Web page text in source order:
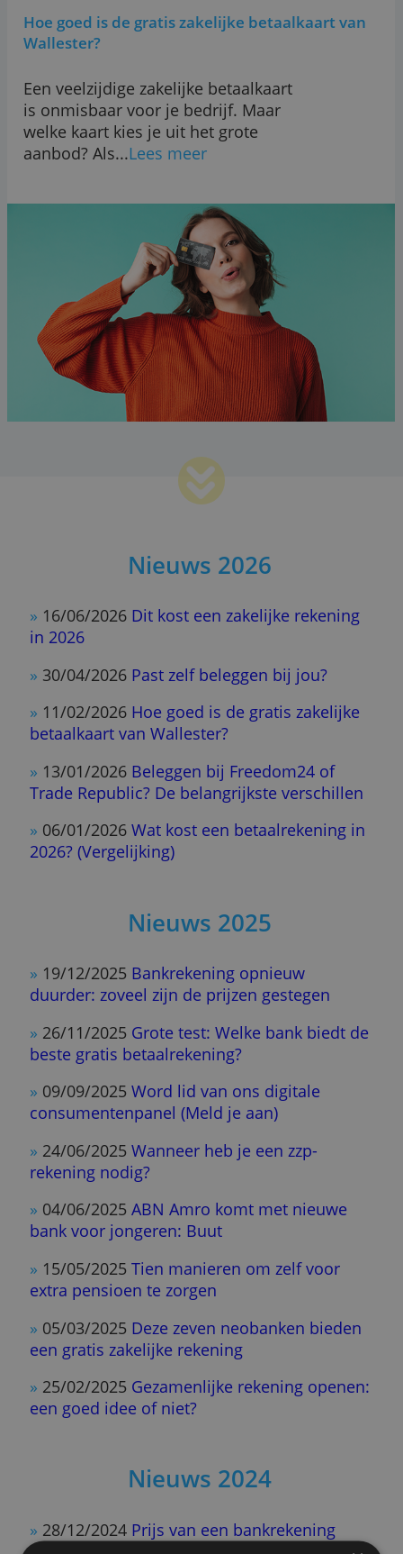
Hoe goed is de gratis zakelijke betaalkaart
Een veelzijdige zakelijke betaalkaart
is onmisbaar voor je bedrijf. Maar
welke kaart kies je uit het grote
aanbod? Als...Lees meer
Nieuws 2026
30/04/2026Past zelf beleggen bij jou?
» 11/02/2026Hoe goed is de gratis
betaalkaart van Wallester?
»13/01/2026Beleggen bij Freedom24 of
»06/01/2026Wat kost een betaalrekening
2026? (Vergelijking)
Nieuws 2025
» 19/12/2025Bankrekening opnieuw
duurder: zoveel zijn de prijzen gestegen
»26/11/2025Grote test: Welke bank biedt
»09/09/2025Word lid van ons digitale
24/06/2025Wanneer heb je een zzp-
»04/06/2025ABN Amro komt met nieuwe